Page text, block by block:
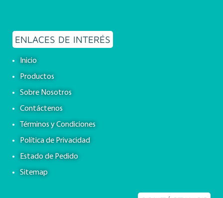
ENLACES DE INTERÉS
Inicio
Productos
Sobre Nosotros
Contáctenos
Términos y Condiciones
Política de Privacidad
Estado de Pedido
Sitemap